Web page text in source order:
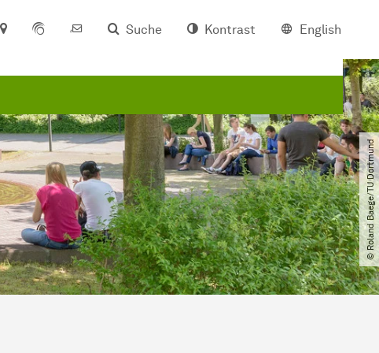
Suche Kontrast English
© Roland Baege​/​TU Dortmund